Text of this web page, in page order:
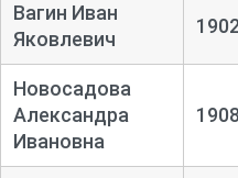
Вагин Иван
Яковлевич
Новосадова
Александра
Ивановна
1908